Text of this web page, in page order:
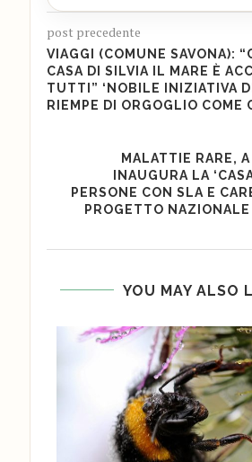
post precedente
VIAGGI (COMUNE SAVONA):
CASA DI SILVIA IL MARE È
TUTTI” ‘NOBILE INIZIATIVA
RIEMPE DI ORGOGLIO COME
MALATTIE RARE,
INAUGURA LA
PERSONE CON SLA E
PROGETTO
YOU MAY ALSO